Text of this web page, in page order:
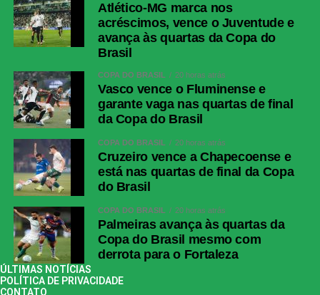
Atlético-MG marca nos
acréscimos, vence o Juventude e
avança às quartas da Copa do
Brasil
COPA DO BRASIL 20 horas atrás
Vasco vence o Fluminense e
garante vaga nas quartas de final
da Copa do Brasil
COPA DO BRASIL 20 horas atrás
Cruzeiro vence a Chapecoense e
está nas quartas de final da Copa
do Brasil
COPA DO BRASIL 20 horas atrás
Palmeiras avança às quartas da
Copa do Brasil mesmo com
derrota para o Fortaleza
ÚLTIMAS NOTÍCIAS
POLÍTICA DE PRIVACIDADE
CONTATO